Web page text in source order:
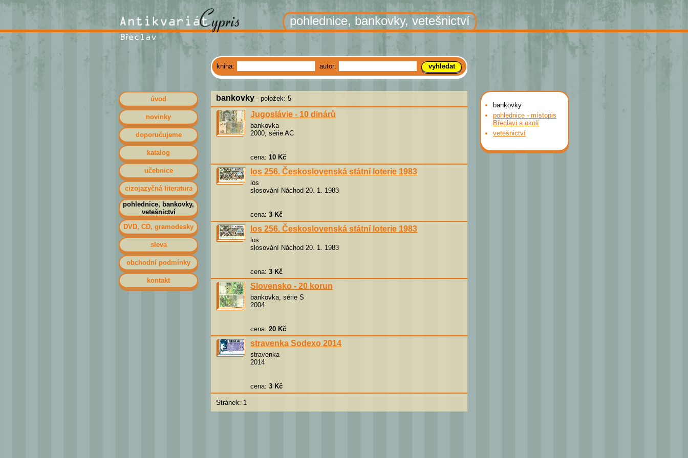
pohlednice, bankovky, vetešnictví
bankovky - položek: 5
Jugoslávie - 10 dinárů
bankovka
2000, série AC
cena: 10 Kč
los 256. Československá státní loterie 1983
los
slosování Náchod 20. 1. 1983
cena: 3 Kč
los 256. Československá státní loterie 1983
los
slosování Náchod 20. 1. 1983
cena: 3 Kč
Slovensko - 20 korun
bankovka, série S
2004
cena: 20 Kč
stravenka Sodexo 2014
stravenka
2014
cena: 3 Kč
Stránek: 1
bankovky
pohlednice - místopis
Břeclavi a okolí
vetešnictví
kniha: autor:
úvod
novinky
doporučujeme
katalog
učebnice
cizojazyčná literatura
pohlednice, bankovky,
vetešnictví
DVD, CD, gramodesky
sleva
obchodní podmínky
kontakt